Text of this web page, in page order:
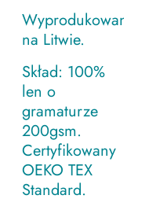
Wyprodukowano
na Litwie.
Skład: 100%
len o
gramaturze
200gsm.
Certyfikowany
OEKO TEX
Standard.